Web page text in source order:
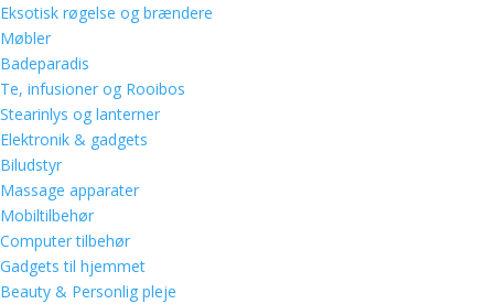
Eksotisk røgelse og brændere
Møbler
Badeparadis
Te, infusioner og Rooibos
Stearinlys og lanterner
Elektronik & gadgets
Biludstyr
Massage apparater
Mobiltilbehør
Computer tilbehør
Gadgets til hjemmet
Beauty & Personlig pleje